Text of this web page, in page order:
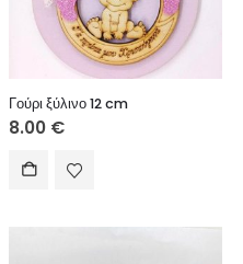
Γούρι ξύλινο 12 cm
8.00 €